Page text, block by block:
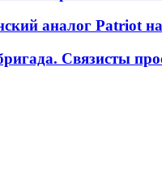
аналог Patriot
Связисты